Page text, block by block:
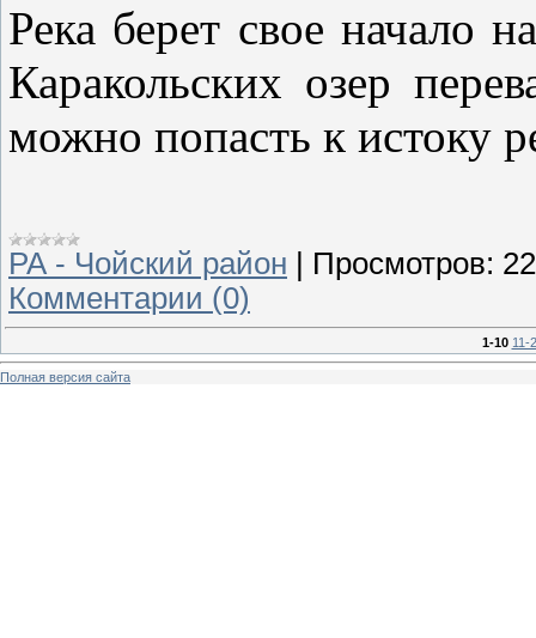
Река берет свое начало
Каракольских озер
можно попасть к истоку
РА - Чойский район Просмотров:
Комментарии (0)
1-10 11-
Полная версия сайта